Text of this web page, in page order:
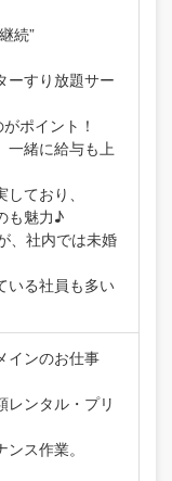
続”
ーすり放題サー
ポイント！
一緒に給与も上
ており、
も魅力♪
、社内では未婚
いる社員も多い
インのお仕事
レンタル・プリ
ス作業。